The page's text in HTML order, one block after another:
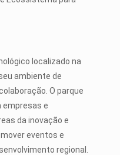
localizado na
ambiente de
O parque
empresas e
da inovação e
eventos e
regional.